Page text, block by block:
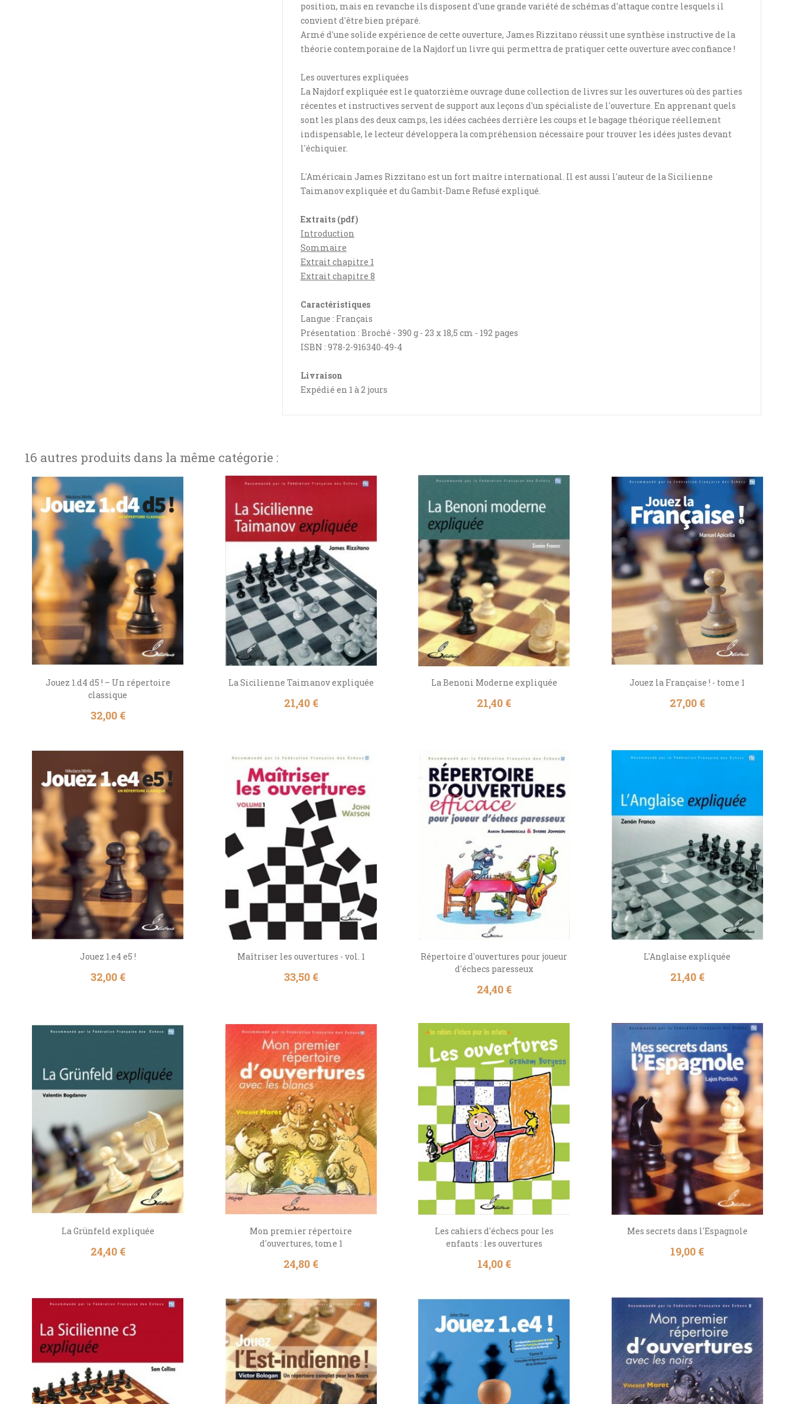
position, mais en revanche ils disposent d'une grande variété de schémas d'attaque contre lesquels il
convient d'être bien préparé.
Armé d'une solide expérience de cette ouverture, James Rizzitano réussit une synthèse instructive de la
théorie contemporaine de la Najdorf un livre qui permettra de pratiquer cette ouverture avec confiance !
Les ouvertures expliquées
La Najdorf expliquée est le quatorzième ouvrage dune collection de livres sur les ouvertures où des parties
récentes et instructives servent de support aux leçons d'un spécialiste de l'ouverture. En apprenant quels
sont les plans des deux camps, les idées cachées derrière les coups et le bagage théorique réellement
indispensable, le lecteur développera la compréhension nécessaire pour trouver les idées justes devant
l'échiquier.
L'Américain James Rizzitano est un fort maître international. Il est aussi l'auteur de la Sicilienne
Taimanov expliquée et du Gambit-Dame Refusé expliqué.
Extraits (pdf)
Introduction
Sommaire
Extrait chapitre 1
Extrait chapitre 8
Caractéristiques
Langue : Français
Présentation : Broché - 390 g - 23 x 18,5 cm - 192 pages
ISBN : 978-2-916340-49-4
Livraison
Expédié en 1 à 2 jours
16 autres produits dans la même catégorie :
Jouez 1.d4 d5 ! – Un répertoire
classique
Prix
32,00 €
La Sicilienne Taimanov expliquée
Prix
21,40 €
La Benoni Moderne expliquée
Prix
21,40 €
Jouez la Française ! - tome 1
Prix
27,00 €
Jouez 1.e4 e5 !
Prix
32,00 €
Maîtriser les ouvertures - vol. 1
Prix
33,50 €
Répertoire d'ouvertures pour joueur
d'échecs paresseux
Prix
24,40 €
L'Anglaise expliquée
Prix
21,40 €
La Grünfeld expliquée
Prix
24,40 €
Mon premier répertoire
d'ouvertures, tome 1
Prix
24,80 €
Les cahiers d'échecs pour les
enfants : les ouvertures
Prix
14,00 €
Mes secrets dans l'Espagnole
Prix
19,00 €